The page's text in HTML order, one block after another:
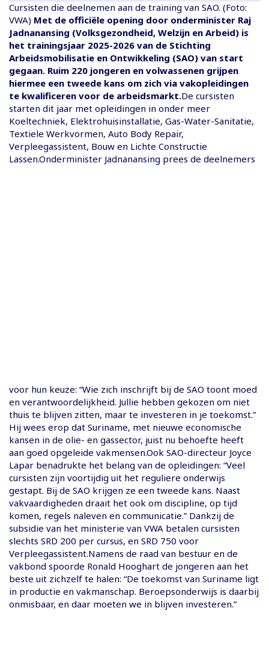
Cursisten die deelnemen aan de training van SAO. (Foto:
VWA) Met de officiële opening door onderminister Raj
Jadnanansing (Volksgezondheid, Welzijn en Arbeid) is
het trainingsjaar 2025-2026 van de Stichting
Arbeidsmobilisatie en Ontwikkeling (SAO) van start
gegaan. Ruim 220 jongeren en volwassenen grijpen
hiermee een tweede kans om zich via vakopleidingen
te kwalificeren voor de arbeidsmarkt.De cursisten
starten dit jaar met opleidingen in onder meer
Koeltechniek, Elektrohuisinstallatie, Gas-Water-Sanitatie,
Textiele Werkvormen, Auto Body Repair,
Verpleegassistent, Bouw en Lichte Constructie
Lassen.Onderminister Jadnanansing prees de deelnemers
voor hun keuze: “Wie zich inschrijft bij de SAO toont moed
en verantwoordelijkheid. Jullie hebben gekozen om niet
thuis te blijven zitten, maar te investeren in je toekomst.”
Hij wees erop dat Suriname, met nieuwe economische
kansen in de olie- en gassector, juist nu behoefte heeft
aan goed opgeleide vakmensen.Ook SAO-directeur Joyce
Lapar benadrukte het belang van de opleidingen: “Veel
cursisten zijn voortijdig uit het reguliere onderwijs
gestapt. Bij de SAO krijgen ze een tweede kans. Naast
vakvaardigheden draait het ook om discipline, op tijd
komen, regels naleven en communicatie.” Dankzij de
subsidie van het ministerie van VWA betalen cursisten
slechts SRD 200 per cursus, en SRD 750 voor
Verpleegassistent.Namens de raad van bestuur en de
vakbond spoorde Ronald Hooghart de jongeren aan het
beste uit zichzelf te halen: “De toekomst van Suriname ligt
in productie en vakmanschap. Beroepsonderwijs is daarbij
onmisbaar, en daar moeten we in blijven investeren.”